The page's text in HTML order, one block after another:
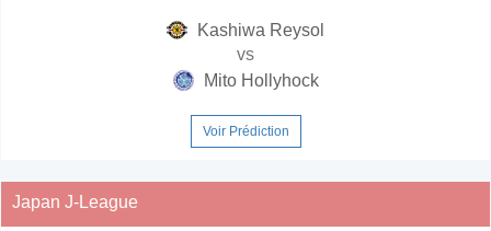
Kashiwa Reysol
vs
Mito Hollyhock
Voir Prédiction
Japan J-League